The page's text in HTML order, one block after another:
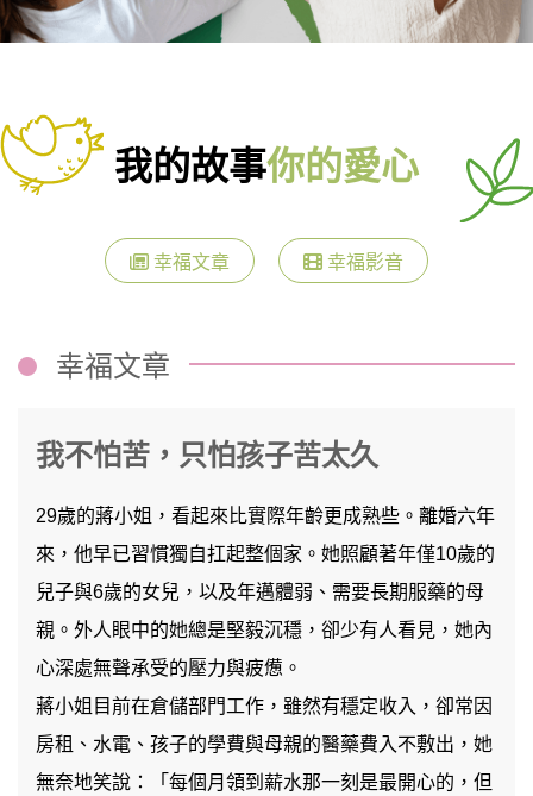
:::
我的故事你的愛心
幸福文章 幸福影音
幸福文章
我不怕苦，只怕孩子苦太久
29歲的蔣小姐，看起來比實際年齡更成熟些。離婚六年
來，他早已習慣獨自扛起整個家。她照顧著年僅10歲的
兒子與6歲的女兒，以及年邁體弱、需要長期服藥的母
親。外人眼中的她總是堅毅沉穩，卻少有人看見，她內
心深處無聲承受的壓力與疲憊。
蔣小姐目前在倉儲部門工作，雖然有穩定收入，卻常因
房租、水電、孩子的學費與母親的醫藥費入不敷出，她
無奈地笑說：「每個月領到薪水那一刻是最開心的，但